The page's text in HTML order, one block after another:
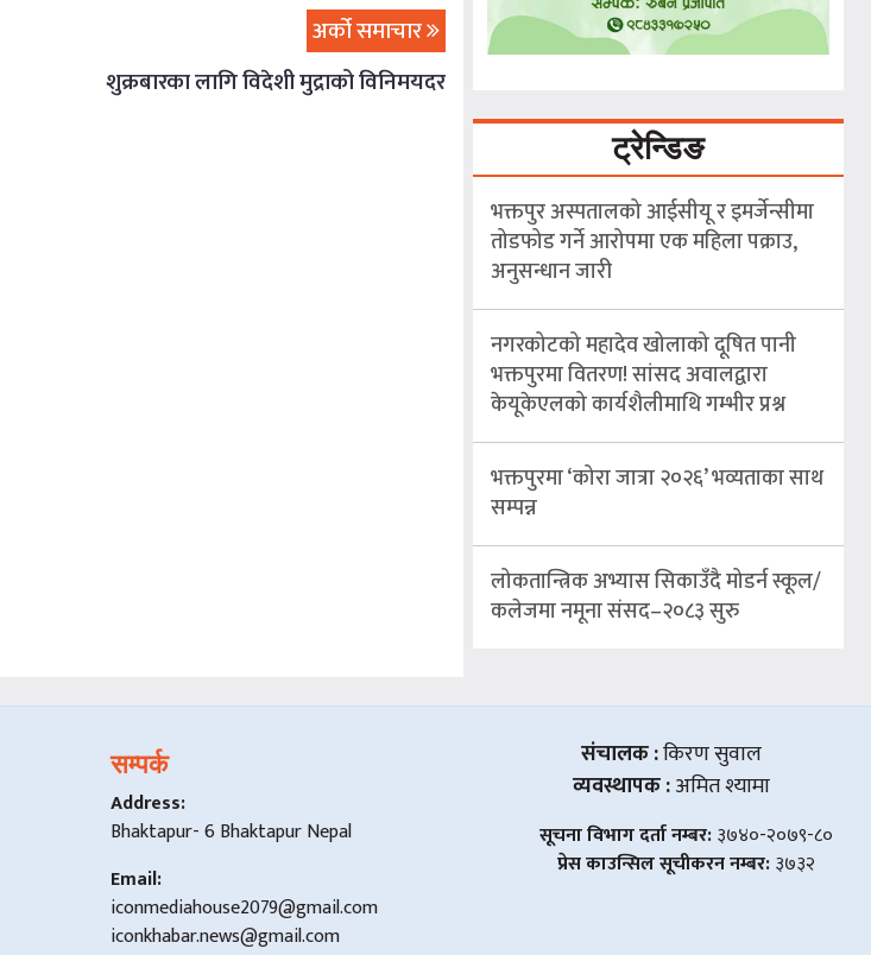
अर्को समाचार
शुक्रबारका लागि विदेशी मुद्राको विनिमयदर
ट्रेन्डिङ
भक्तपुर अस्पतालको आईसीयू र इमर्जेन्सीमा
तोडफोड गर्ने आरोपमा एक महिला पक्राउ,
अनुसन्धान जारी
नगरकोटको महादेव खोलाको दूषित पानी
भक्तपुरमा वितरण! सांसद अवालद्वारा
केयूकेएलको कार्यशैलीमाथि गम्भीर प्रश्न
भक्तपुरमा ‘कोरा जात्रा २०२६’ भव्यताका साथ
सम्पन्न
लोकतान्त्रिक अभ्यास सिकाउँदै मोडर्न स्कूल/
कलेजमा नमूना संसद–२०८३ सुरु
सम्पर्क
Address:
Bhaktapur- 6 Bhaktapur Nepal
Email:
iconmediahouse2079@gmail.com
iconkhabar.news@gmail.com
संचालक :किरण सुवाल
व्यवस्थापक :अमित श्यामा
सूचना विभाग दर्ता नम्बर:३७४०-२०७९-८०
प्रेस काउन्सिल सूचीकरन नम्बर:३७३२